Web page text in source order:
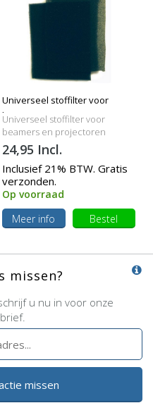
Universeel stoffilter voor
beamers
Universeel stoffilter voor
beamers en projectoren
24,95 Incl.
Inclusief 21% BTW. Gratis
verzonden.
Op voorraad
Meer info
Bestel
missen?
u nu in voor onze
missen